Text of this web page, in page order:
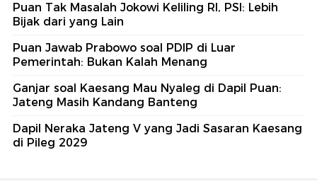
Puan Tak Masalah Jokowi Keliling RI, PSI: Lebih
Bijak dari yang Lain
Puan Jawab Prabowo soal PDIP di Luar
Pemerintah: Bukan Kalah Menang
Ganjar soal Kaesang Mau Nyaleg di Dapil Puan:
Jateng Masih Kandang Banteng
Dapil Neraka Jateng V yang Jadi Sasaran Kaesang
di Pileg 2029